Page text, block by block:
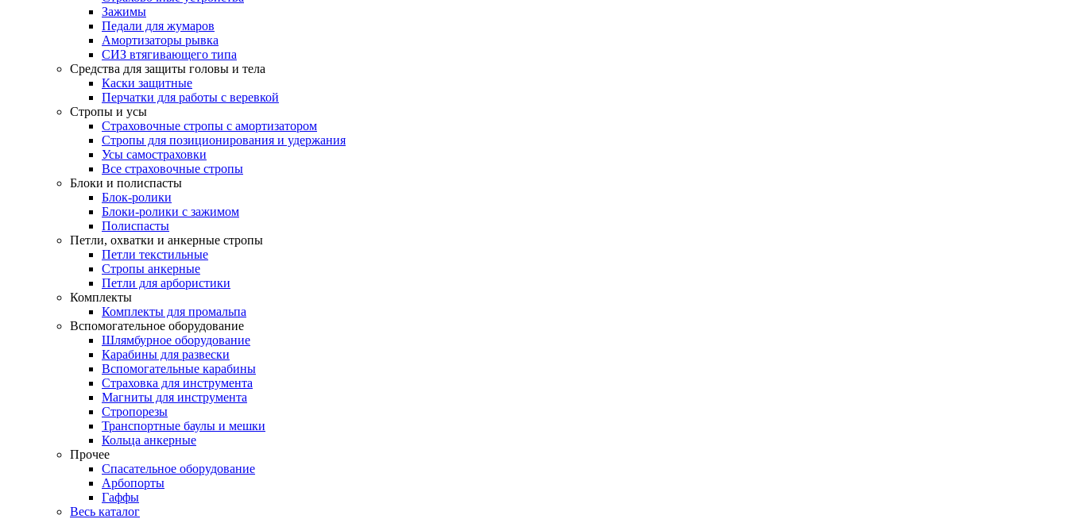
Зажимы
Педали для жумаров
Амортизаторы рывка
СИЗ втягивающего типа
Средства для защиты головы и тела
Каски защитные
Перчатки для работы с веревкой
Стропы и усы
Страховочные стропы с амортизатором
Стропы для позиционирования и удержания
Усы самостраховки
Все страховочные стропы
Блоки и полиспасты
Блок-ролики
Блоки-ролики с зажимом
Полиспасты
Петли, охватки и анкерные стропы
Петли текстильные
Стропы анкерные
Петли для арбористики
Комплекты
Комплекты для промальпа
Вспомогательное оборудование
Шлямбурное оборудование
Карабины для развески
Вспомогательные карабины
Страховка для инструмента
Магниты для инструмента
Стропорезы
Транспортные баулы и мешки
Кольца анкерные
Прочее
Спасательное оборудование
Арбопорты
Гаффы
Весь каталог